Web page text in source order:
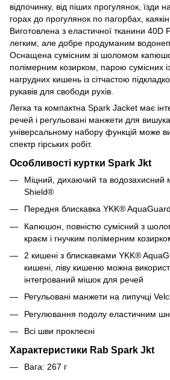
відпочинку, від піших прогулянок, їзди
горах до прогулянок по пагорбах,
Виготовлена з еластичної тканини 40D
легким, але добре продуманим
Оснащена сумісним зі шоломом
полімерним козирком, парою сумісних
нагрудних кишень із сітчастою
рукавів для свободи рухів.
Легка та компактна Spark Jacket має
речей і регульовані манжети для
універсальному набору функцій може
спектр гірських робіт.
Особливості куртки Spark Jkt
Міцний, дихаючий та водозахисний
Shield®
Передня блискавка YKK®
Капюшон, повністю сумісний з
краєм і гнучким полімерним
2 кишені з блискавками YKK®
кишені, ліву кишеню можна
інтегрований мішок для речей
Регульовані манжети на липучці
Регулювання подолу еластичним
Всі шви проклеєні
Характеристики Rab Spark Jkt
Вага: 267 г